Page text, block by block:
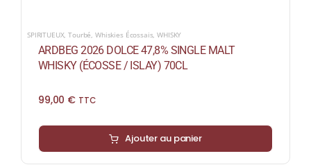
SPIRITUEUX,Tourbé, Whiskies Écossais,WHISKY
ARDBEG 2026 DOLCE 47,8% SINGLE MALT
WHISKY (ÉCOSSE / ISLAY) 70CL
99,00 € TTC
Ajouter au panier